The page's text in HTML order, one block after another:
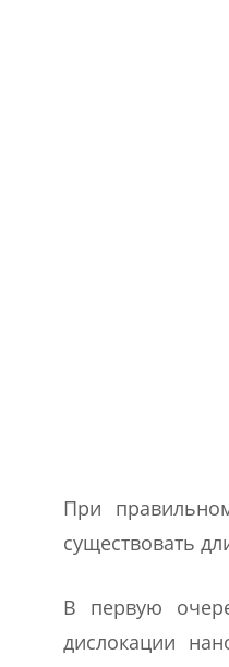
При
существовать
В первую
дислокации